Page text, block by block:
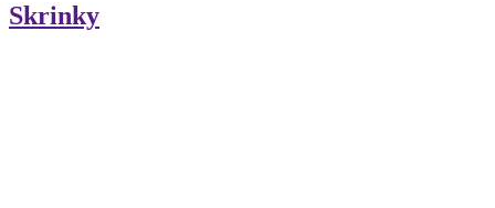
Skrinky